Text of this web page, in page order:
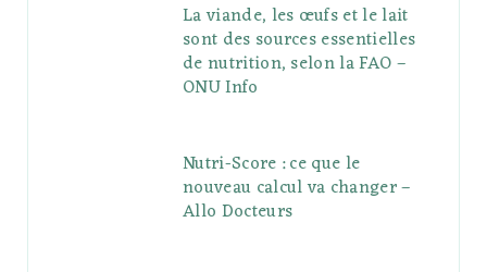
La viande, les œufs et le lait
sont des sources essentielles
de nutrition, selon la FAO –
ONU Info
Nutri-Score : ce que le
nouveau calcul va changer –
Allo Docteurs